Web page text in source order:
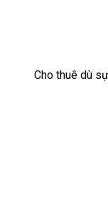
Cho thuê dù